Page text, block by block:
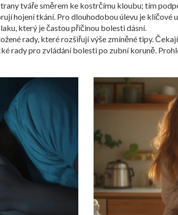
tváře směrem ke kostrčímu kloubu; tím
hojení tkání. Pro dlouhodobou úlevu je klíčové
který je častou příčinou bolesti dásní.
rady, které rozšiřují výše zmíněné tipy.
rady pro zvládání bolesti po zubní koruně.